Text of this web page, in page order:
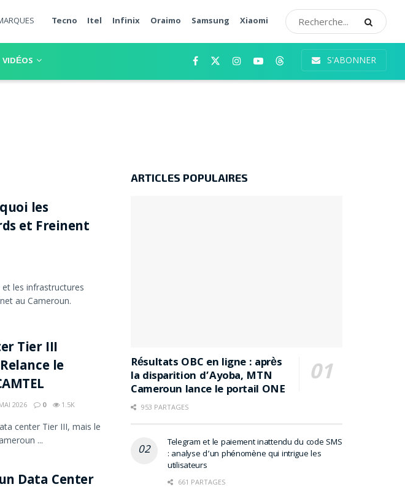
Tecno Itel Infinix Oraimo Samsung Xiaomi
VIDÉOS S'ABONNER
les
et Freinent
les infrastructures
au Cameroun.
Tier III
le
2026 0 1.5K
center Tier III, mais le
...
Data Center
ARTICLES POPULAIRES
Résultats OBC en ligne : après
la disparition d’Ayoba, MTN
Cameroun lance le portail ONE
953 PARTAGES
Telegram et le paiement inattendu du code SMS
: analyse d’un phénomène qui intrigue les
utilisateurs
661 PARTAGES